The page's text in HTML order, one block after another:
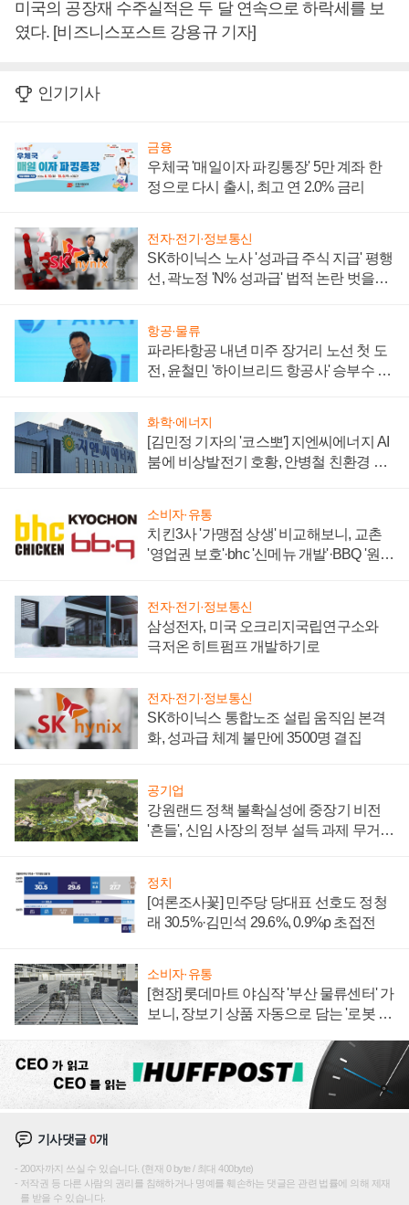
미국의 공장재 수주실적은 두 달 연속으로 하락세를 보
였다. [비즈니스포스트 강용규 기자]
인기기사
금융
우체국 '매일이자 파킹통장' 5만 계좌 한
정으로 다시 출시, 최고 연 2.0% 금리
전자·전기·정보통신
SK하이닉스 노사 '성과급 주식 지급' 평행
선, 곽노정 'N% 성과급' 법적 논란 벗을지
항공·물류
파라타항공 내년 미주 장거리 노선 첫 도
전, 윤철민 '하이브리드 항공사' 승부수 통
화학·에너지
[김민정 기자의 '코스뽀'] 지엔씨에너지 AI
붐에 비상발전기 호황, 안병철 친환경 에
소비자·유통
치킨3사 '가맹점 상생' 비교해보니, 교촌
'영업권 보호'·bhc '신메뉴 개발'·BBQ '원가
전자·전기·정보통신
삼성전자, 미국 오크리지국립연구소와
극저온 히트펌프 개발하기로
전자·전기·정보통신
SK하이닉스 통합노조 설립 움직임 본격
화, 성과급 체계 불만에 3500명 결집
공기업
강원랜드 정책 불확실성에 중장기 비전
'흔들', 신임 사장의 정부 설득 과제 무거워
정치
[여론조사꽃] 민주당 당대표 선호도 정청
래 30.5%·김민석 29.6%, 0.9%p 초접전
소비자·유통
[현장] 롯데마트 야심작 '부산 물류센터' 가
보니, 장보기 상품 자동으로 담는 '로봇 40
기사댓글0개
200자까지 쓰실 수 있습니다. (현재 0 byte / 최대 400byte)
저작권 등 다른 사람의 권리를 침해하거나 명예를 훼손하는 댓글은 관련 법률에 의해 제재
를 받을 수 있습니다.